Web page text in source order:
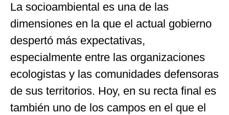
La socioambiental es una de las
dimensiones en la que el actual gobierno
despertó más expectativas,
especialmente entre las organizaciones
ecologistas y las comunidades defensoras
de sus territorios. Hoy, en su recta final es
también uno de los campos en el que el